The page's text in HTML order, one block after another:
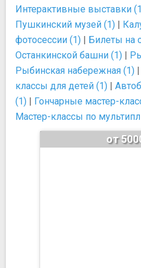
Интерактивные выставки
Пушкинский музей (1) |
фотосессии (1) | Билеты на
Останкинской башни (1) |
Рыбинская набережная (1) |
классы для детей (1) |
(1) | Гончарные мастер-
Мастер-классы по
от